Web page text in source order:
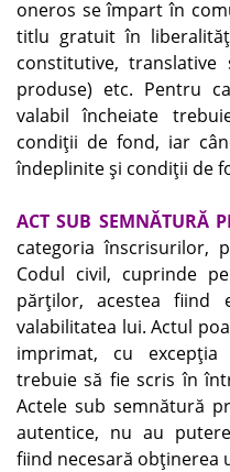
oneros se împart în
titlu gratuit în
constitutive, translative
produse) etc. Pentru
valabil încheiate
condiţii de fond, iar
îndeplinite şi condiţii de
ACT SUB SEMNĂTURĂ
categoria înscrisurilor,
Codul civil, cuprinde
părţilor, acestea fiind
valabilitatea lui. Actul
imprimat, cu
trebuie să fie scris în
Actele sub semnătură
autentice, nu au
fiind necesară obţinerea